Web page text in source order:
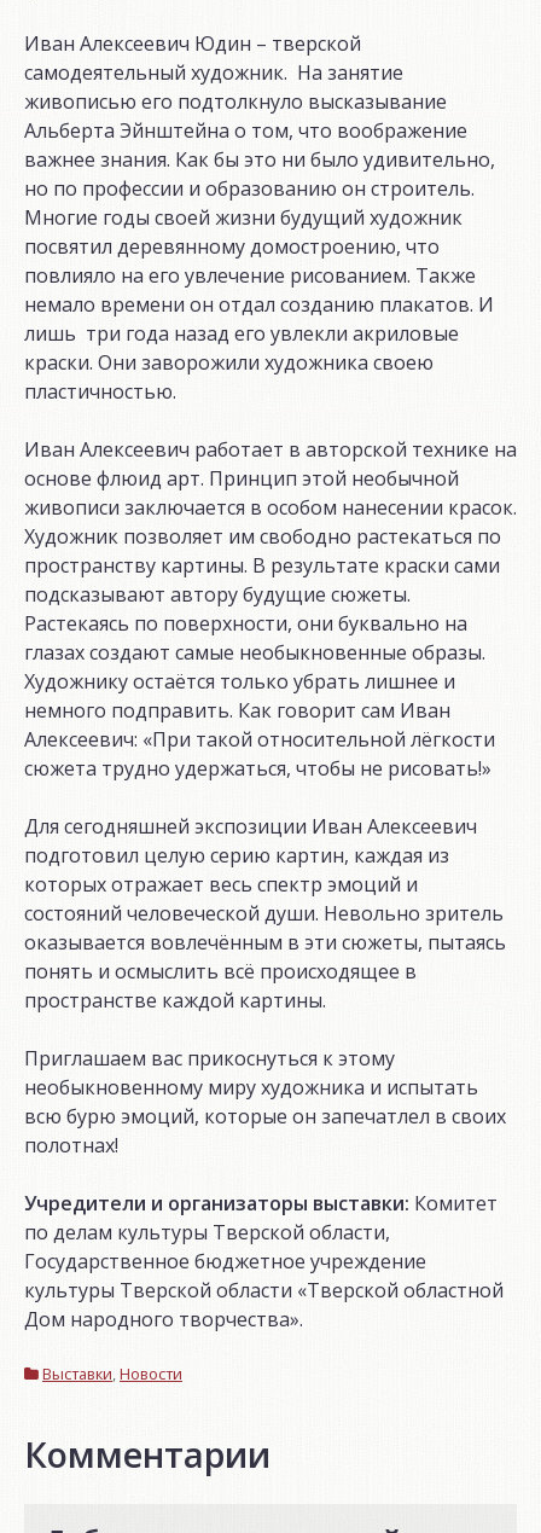
Иван Алексеевич Юдин – тверской
самодеятельный художник. На занятие
живописью его подтолкнуло высказывание
Альберта Эйнштейна о том, что воображение
важнее знания. Как бы это ни было удивительно,
но по профессии и образованию он строитель.
Многие годы своей жизни будущий художник
посвятил деревянному домостроению, что
повлияло на его увлечение рисованием. Также
немало времени он отдал созданию плакатов. И
лишь три года назад его увлекли акриловые
краски. Они заворожили художника своею
пластичностью.
Иван Алексеевич работает в авторской технике на
основе флюид арт. Принцип этой необычной
живописи заключается в особом нанесении красок.
Художник позволяет им свободно растекаться по
пространству картины. В результате краски сами
подсказывают автору будущие сюжеты.
Растекаясь по поверхности, они буквально на
глазах создают самые необыкновенные образы.
Художнику остаётся только убрать лишнее и
немного подправить. Как говорит сам Иван
Алексеевич: «При такой относительной лёгкости
сюжета трудно удержаться, чтобы не рисовать!»
Для сегодняшней экспозиции Иван Алексеевич
подготовил целую серию картин, каждая из
которых отражает весь спектр эмоций и
состояний человеческой души. Невольно зритель
оказывается вовлечённым в эти сюжеты, пытаясь
понять и осмыслить всё происходящее в
пространстве каждой картины.
Приглашаем вас прикоснуться к этому
необыкновенному миру художника и испытать
всю бурю эмоций, которые он запечатлел в своих
полотнах!
Учредители и организаторы выставки: Комитет
по делам культуры Тверской области,
Государственное бюджетное учреждение
культуры Тверской области «Тверской областной
Дом народного творчества».
Выставки,Новости
Комментарии